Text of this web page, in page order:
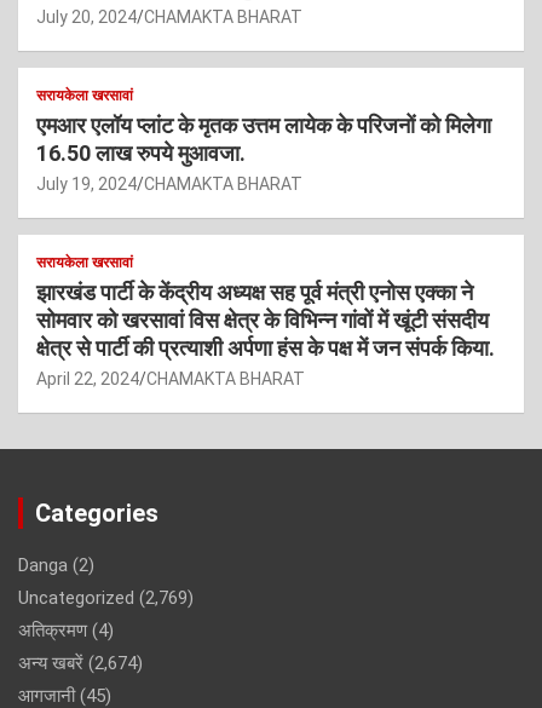
July 20, 2024 CHAMAKTA BHARAT
सरायकेला खरसावां
एमआर एलॉय प्लांट के मृतक उत्तम लायेक के परिजनों को मिलेगा
16.50 लाख रुपये मुआवजा.
July 19, 2024 CHAMAKTA BHARAT
सरायकेला खरसावां
झारखंड पार्टी के केंद्रीय अध्यक्ष सह पूर्व मंत्री एनोस एक्का ने
सोमवार को खरसावां विस क्षेत्र के विभिन्न गांवों में खूंटी संसदीय
क्षेत्र से पार्टी की प्रत्याशी अर्पणा हंस के पक्ष में जन संपर्क किया.
April 22, 2024 CHAMAKTA BHARAT
Categories
Danga (2)
Uncategorized (2,769)
अतिक्रमण(4)
अन्य खबरें (2,674)
आगजानी(45)